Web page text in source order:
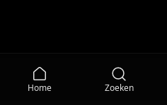
Home Zoeken